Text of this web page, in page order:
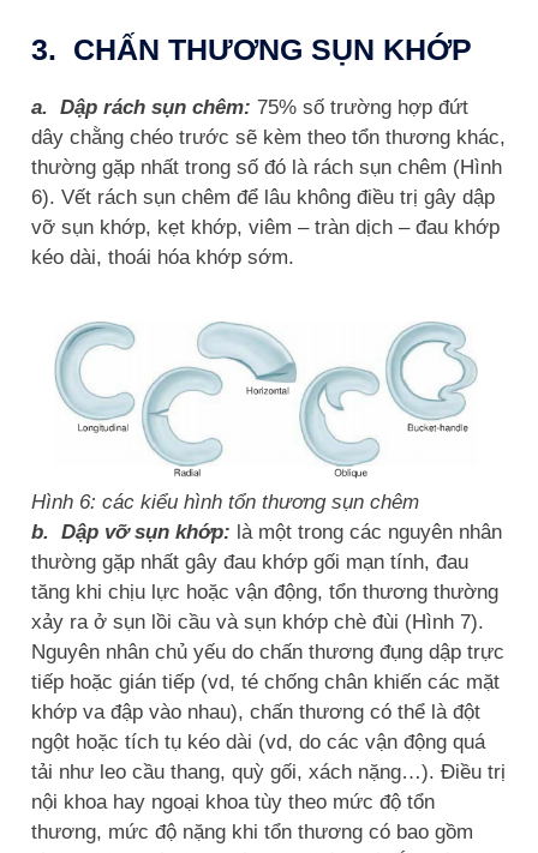
3. CHẤN THƯƠNG SỤN KHỚP
a. Dập rách sụn chêm: 75% số trường hợp đứt
dây chằng chéo trước sẽ kèm theo tổn thương khác,
thường gặp nhất trong số đó là rách sụn chêm (Hình
6). Vết rách sụn chêm để lâu không điều trị gây dập
vỡ sụn khớp, kẹt khớp, viêm – tràn dịch – đau khớp
kéo dài, thoái hóa khớp sớm.
Hình 6: các kiểu hình tổn thương sụn chêm
b. Dập vỡ sụn khớp: là một trong các nguyên nhân
thường gặp nhất gây đau khớp gối mạn tính, đau
tăng khi chịu lực hoặc vận động, tổn thương thường
xảy ra ở sụn lồi cầu và sụn khớp chè đùi (Hình 7).
Nguyên nhân chủ yếu do chấn thương đụng dập trực
tiếp hoặc gián tiếp (vd, té chống chân khiến các mặt
khớp va đập vào nhau), chấn thương có thể là đột
ngột hoặc tích tụ kéo dài (vd, do các vận động quá
tải như leo cầu thang, quỳ gối, xách nặng…). Điều trị
nội khoa hay ngoại khoa tùy theo mức độ tổn
thương, mức độ nặng khi tổn thương có bao gồm